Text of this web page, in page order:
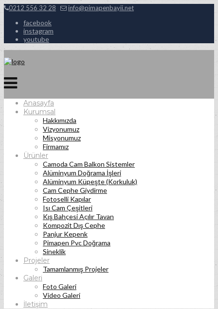
0212 556 32 28 info@pimapenbayii.net
facebook
instagram
youtube
Anasayfa
Kurumsal
Hakkımızda
Vizyonumuz
Misyonumuz
Firmamız
Ürünler
Camoda Cam Balkon Sistemler
Alüminyum Doğrama İşleri
Alüminyum Küpeşte (Korkuluk)
Cam Cephe Giydirme
Fotoselli Kapılar
Isı Cam Çeşitleri
Kış Bahçesi Açılır Tavan
Kompozit Dış Cephe
Panjur Kepenk
Pimapen Pvc Doğrama
Sineklik
Projeler
Tamamlanmış Projeler
Galeri
Foto Galeri
Video Galeri
İletişim